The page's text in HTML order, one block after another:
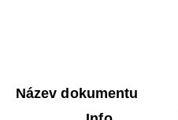
Název dokumentu